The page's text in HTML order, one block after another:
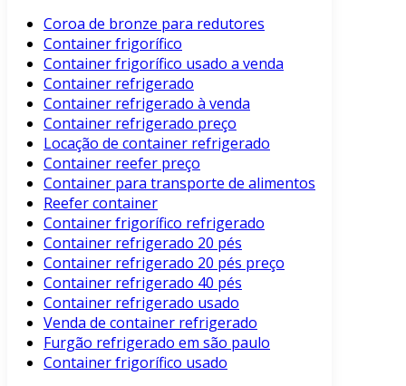
Coroa de bronze para redutores
Container frigorífico
Container frigorífico usado a venda
Container refrigerado
Container refrigerado à venda
Container refrigerado preço
Locação de container refrigerado
Container reefer preço
Container para transporte de alimentos
Reefer container
Container frigorífico refrigerado
Container refrigerado 20 pés
Container refrigerado 20 pés preço
Container refrigerado 40 pés
Container refrigerado usado
Venda de container refrigerado
Furgão refrigerado em são paulo
Container frigorífico usado